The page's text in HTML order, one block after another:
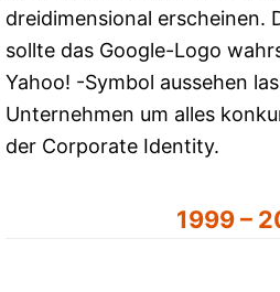
dreidimensional erscheinen.
sollte das Google-Logo
Yahoo! -Symbol aussehen
Unternehmen um alles
der Corporate Identity.
1999 –